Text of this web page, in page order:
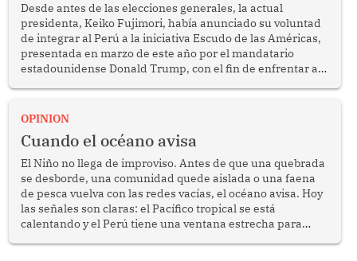
Desde antes de las elecciones generales, la actual
presidenta, Keiko Fujimori, había anunciado su voluntad
de integrar al Perú a la iniciativa Escudo de las Américas,
presentada en marzo de este año por el mandatario
estadounidense Donald Trump, con el fin de enfrentar al
OPINION
Cuando el océano avisa
El Niño no llega de improviso. Antes de que una quebrada
se desborde, una comunidad quede aislada o una faena
de pesca vuelva con las redes vacías, el océano avisa. Hoy
las señales son claras: el Pacífico tropical se está
calentando y el Perú tiene una ventana estrecha para